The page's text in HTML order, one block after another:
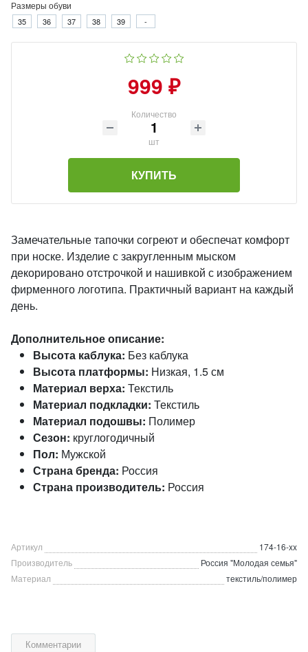
Размеры обуви
35 36 37 38 39 -
999 ₽
Количество
шт
КУПИТЬ
Замечательные тапочки согреют и обеспечат комфорт
при носке. Изделие с закругленным мыском
декорировано отстрочкой и нашивкой с изображением
фирменного логотипа. Практичный вариант на каждый
день.
Дополнительное описание:
Высота каблука: Без каблука
Высота платформы: Низкая, 1.5 см
Материал верха: Текстиль
Материал подкладки: Текстиль
Материал подошвы: Полимер
Сезон: круглогодичный
Пол: Мужской
Страна бренда: Россия
Страна производитель: Россия
Артикул
174-16-xx
Производитель
Россия "Молодая семья"
Материал
текстиль/полимер
Комментарии